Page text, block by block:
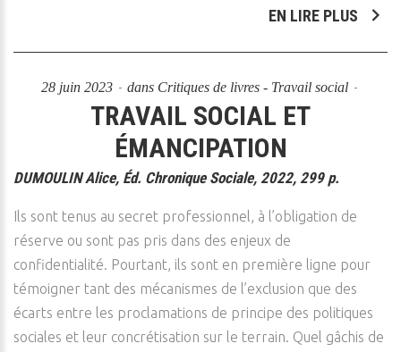
EN LIRE PLUS
28 juin 2023 dans Critiques de livres - Travail social
TRAVAIL SOCIAL ET
ÉMANCIPATION
DUMOULIN Alice, Éd. Chronique Sociale, 2022, 299 p.
Ils sont tenus au secret professionnel, à l’obligation de
réserve ou sont pas pris dans des enjeux de
confidentialité. Pourtant, ils sont en première ligne pour
témoigner tant des mécanismes de l’exclusion que des
écarts entre les proclamations de principe des politiques
sociales et leur concrétisation sur le terrain. Quel gâchis de